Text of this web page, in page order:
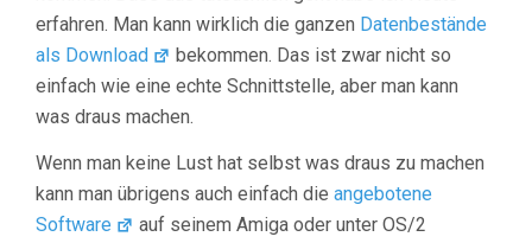
erfahren. Man kann wirklich die ganzen Datenbestände
als Download
bekommen. Das ist zwar nicht so
einfach wie eine echte Schnittstelle, aber man kann
was draus machen.
Wenn man keine Lust hat selbst was draus zu machen
kann man übrigens auch einfach die angebotene
Software
auf seinem Amiga oder unter OS/2